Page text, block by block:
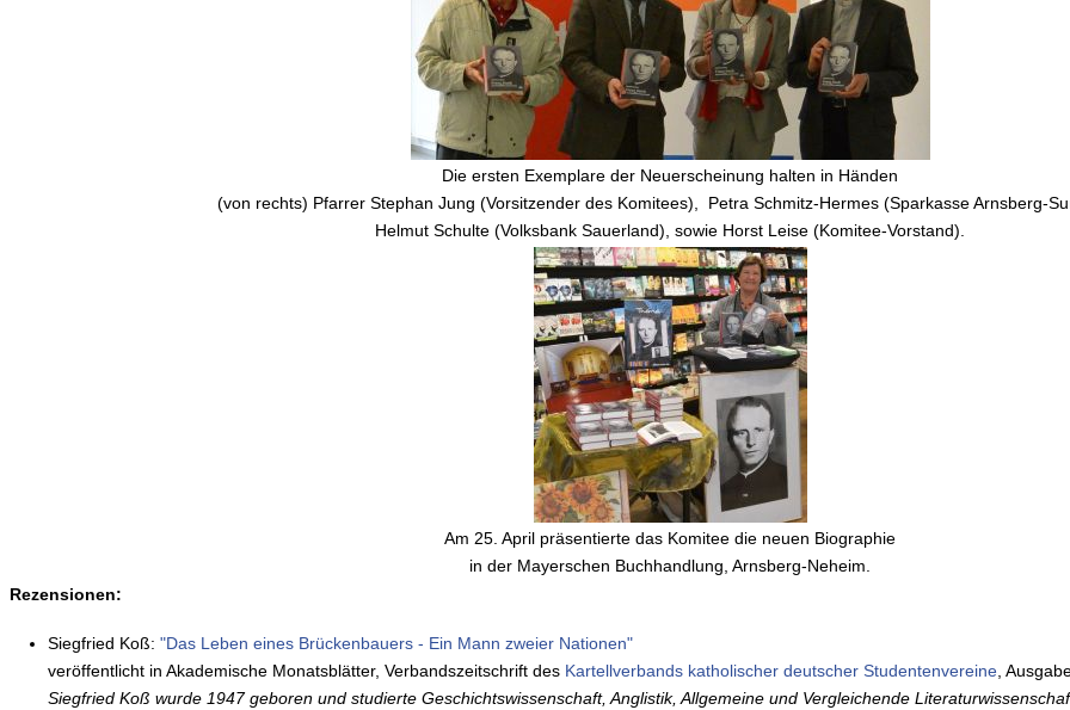
Die ersten Exemplare der Neuerscheinung halten in Händen
(von rechts) Pfarrer Stephan Jung (Vorsitzender des Komitees), Petra Schmitz-Hermes (Sparkasse Arnsberg-
Helmut Schulte (Volksbank Sauerland), sowie Horst Leise (Komitee-Vorstand).
Am 25. April präsentierte das Komitee die neuen Biographie
in der Mayerschen Buchhandlung, Arnsberg-Neheim.
Rezensionen:
Siegfried Koß: "Das Leben eines Brückenbauers - Ein Mann zweier Nationen"
veröffentlicht in Akademische Monatsblätter, Verbandszeitschrift des Kartellverbands katholischer deutscher Studentenvereine ,
Siegfried Koß wurde 1947 geboren und studierte Geschichtswissenschaft, Anglistik, Allgemeine und Vergleichende